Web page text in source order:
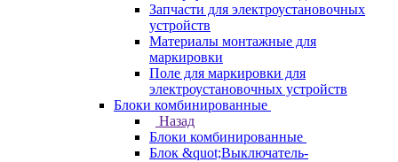
Запчасти для электроустановочных
устройств
Материалы монтажные для
маркировки
Поле для маркировки для
электроустановочных устройств
Блоки комбинированные
Назад
Блоки комбинированные
Блок &quot;Выключатель-